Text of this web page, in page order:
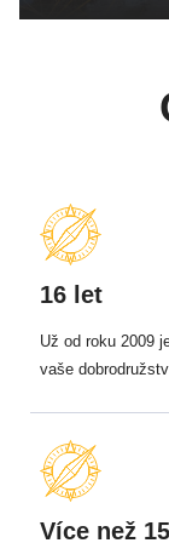
16 let
Už od roku 2009
vaše
Více než